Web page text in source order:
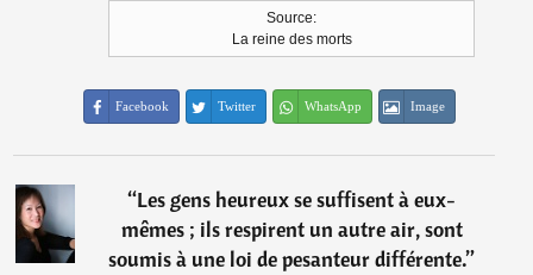
Source:
La reine des morts
Facebook Twitter WhatsApp Image
“Les gens heureux se suffisent à eux-
mêmes ; ils respirent un autre air, sont
soumis à une loi de pesanteur différente.”